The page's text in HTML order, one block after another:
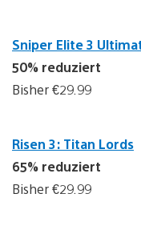
Sniper Elite 3
50% reduziert
Bisher €29.99
Risen 3: Titan Lords
65% reduziert
Bisher €29.99